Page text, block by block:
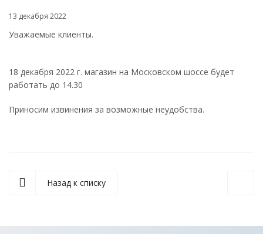
13 декабря 2022
Уважаемые клиенты.
18 декабря 2022 г. магазин на Московском шоссе будет
работать до 14.30
Приносим извинения за возможные неудобства.
Назад к списку